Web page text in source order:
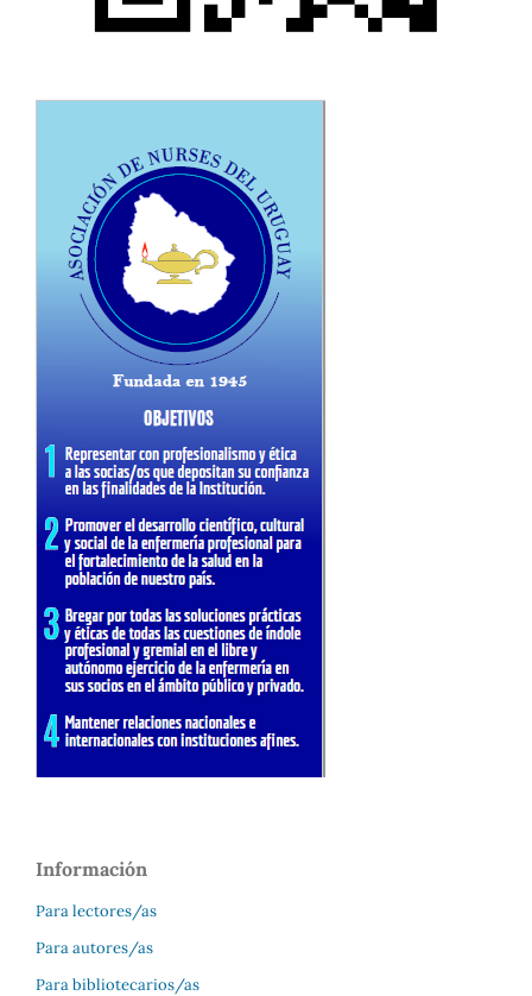
Información
Para lectores/as
Para autores/as
Para bibliotecarios/as